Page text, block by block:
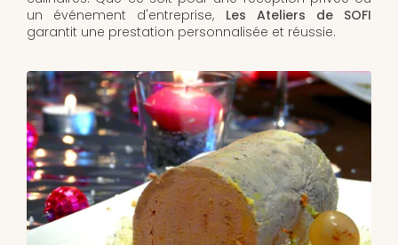
un événement d'entreprise, Les Ateliers de SOFI
garantit une prestation personnalisée et réussie.